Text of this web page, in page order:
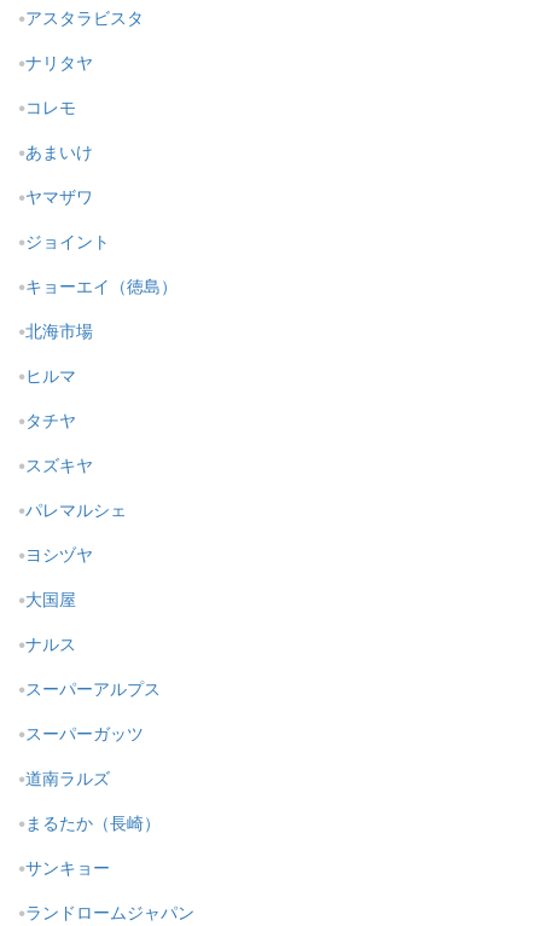
アスタラビスタ
ナリタヤ
コレモ
あまいけ
ヤマザワ
ジョイント
キョーエイ（徳島）
北海市場
ヒルマ
タチヤ
スズキヤ
パレマルシェ
ヨシヅヤ
大国屋
ナルス
スーパーアルプス
スーパーガッツ
道南ラルズ
まるたか（長崎）
サンキョー
ランドロームジャパン